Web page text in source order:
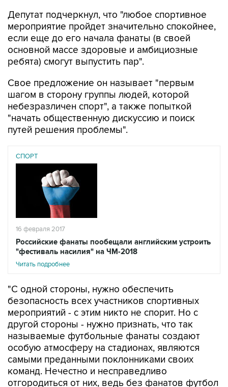
Депутат подчеркнул, что "любое спортивное
мероприятие пройдет значительно спокойнее,
если еще до его начала фанаты (в своей
основной массе здоровые и амбициозные
ребята) смогут выпустить пар".
Свое предложение он называет "первым
шагом в сторону группы людей, которой
небезразличен спорт", а также попыткой
"начать общественную дискуссию и поиск
путей решения проблемы".
СПОРТ
16 февраля 2017
Российские фанаты пообещали английским устроить
"фестиваль насилия" на ЧМ-2018
Читать подробнее
"С одной стороны, нужно обеспечить
безопасность всех участников спортивных
мероприятий - с этим никто не спорит. Но с
другой стороны - нужно признать, что так
называемые футбольные фанаты создают
особую атмосферу на стадионах, являются
самыми преданными поклонниками своих
команд. Нечестно и несправедливо
отгородиться от них, ведь без фанатов футбол